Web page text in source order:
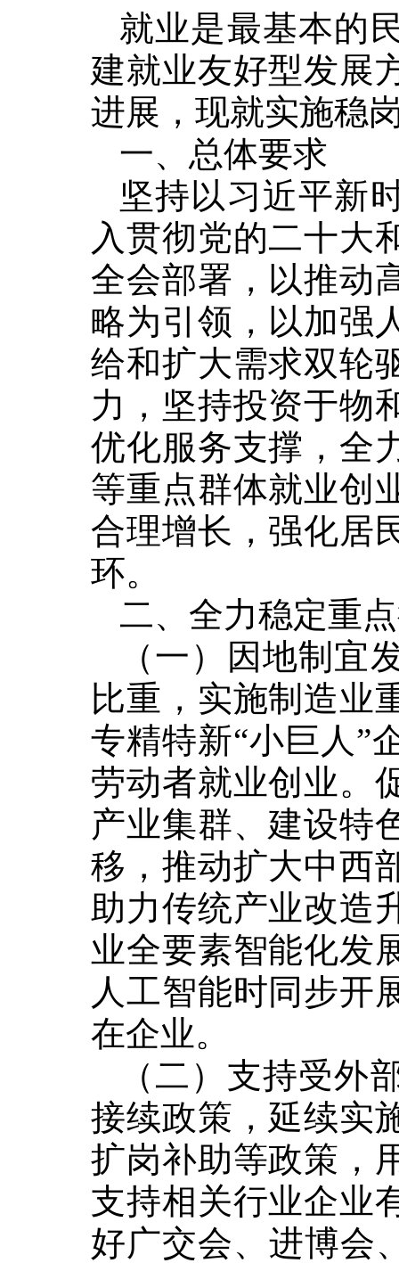
就业是最基本的
建就业友好型发展
进展，现就实施稳
一、总体要求
坚持以习近平新
入贯彻党的二十大
全会部署，以推动
略为引领，以加强
给和扩大需求双轮
力，坚持投资于物
优化服务支撑，全
等重点群体就业创
合理增长，强化居
环。
二、全力稳定重
（一）因地制宜
比重，实施制造业
专精特新“小巨人 ”
劳动者就业创业。
产业集群、建设特
移，推动扩大中西
助力传统产业改造
业全要素智能化发
人工智能时同步开
在企业。
（二）支持受外
接续政策，延续实
扩岗补助等政策，
支持相关行业企业
好广交会、进博会